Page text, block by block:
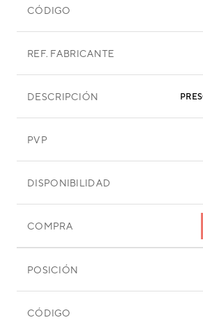
CÓDIGO
REF. FABRICANTE
DESCRIPCIÓN
PVP
DISPONIBILIDAD
COMPRA
POSICIÓN
CÓDIGO